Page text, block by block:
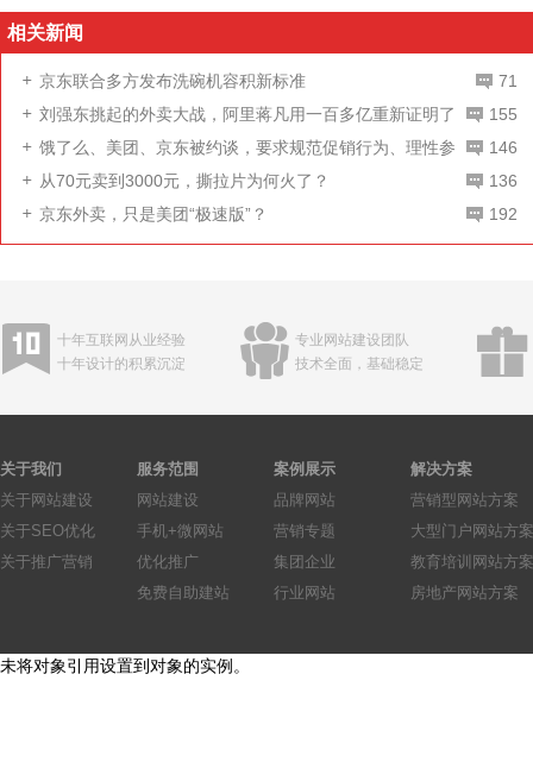
相关新闻
京东联合多方发布洗碗机容积新标准
71
刘强东挑起的外卖大战，阿里蒋凡用一百多亿重新证明了
自己
155
饿了么、美团、京东被约谈，要求规范促销行为、理性参
与竞争
146
从70元卖到3000元，撕拉片为何火了？
136
京东外卖，只是美团“极速版”？
192
十年互联网从业经验
十年设计的积累沉淀
专业网站建设团队
技术全面，基础稳定
关于我们
关于网站建设
关于SEO优化
关于推广营销
服务范围
网站建设
手机+微网站
优化推广
免费自助建站
案例展示
品牌网站
营销专题
集团企业
行业网站
解决方案
营销型网站方案
大型门户网站方案
教育培训网站方案
房地产网站方案
未将对象引用设置到对象的实例。